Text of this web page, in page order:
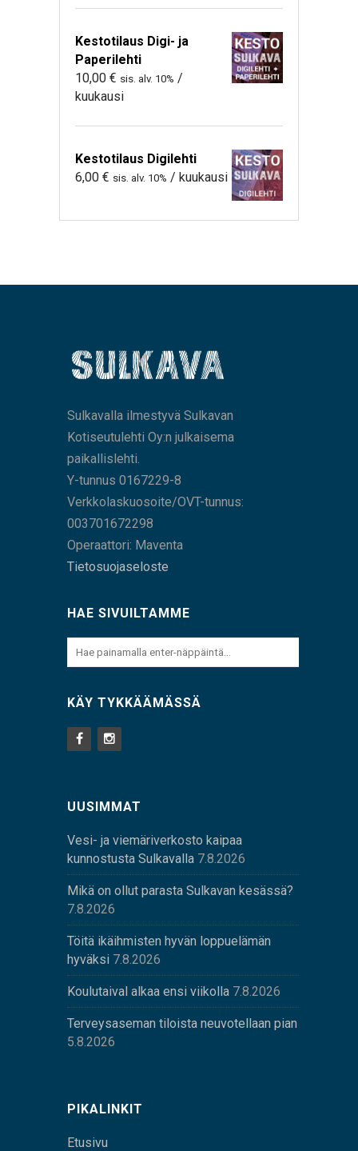
Kestotilaus Digi- ja
Paperilehti
10,00 € sis. alv. 10% /
kuukausi
Kestotilaus Digilehti
6,00 € sis. alv. 10% / kuukausi
Sulkavalla ilmestyvä Sulkavan
Kotiseutulehti Oy:n julkaisema
paikallislehti.
Y-tunnus 0167229-8
Verkkolaskuosoite/OVT-tunnus:
003701672298
Operaattori: Maventa
Tietosuojaseloste
HAE SIVUILTAMME
KÄY TYKKÄÄMÄSSÄ
UUSIMMAT
Vesi- ja viemäriverkosto kaipaa
kunnostusta Sulkavalla 7.8.2026
Mikä on ollut parasta Sulkavan kesässä?
7.8.2026
Töitä ikäihmisten hyvän loppuelämän
hyväksi 7.8.2026
Koulutaival alkaa ensi viikolla 7.8.2026
Terveysaseman tiloista neuvotellaan pian
5.8.2026
PIKALINKIT
Etusivu